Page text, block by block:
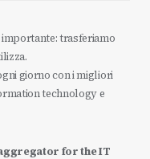
trasferiamo
giorno con i migliori
technology e
for the IT